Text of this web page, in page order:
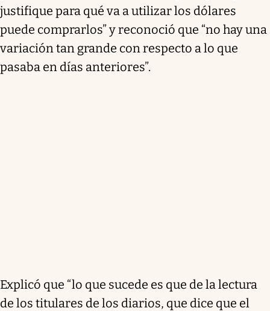
justifique para qué va a utilizar los dólares
puede comprarlos” y reconoció que “no hay una
variación tan grande con respecto a lo que
pasaba en días anteriores”.
Explicó que “lo que sucede es que de la lectura
de los titulares de los diarios, que dice que el